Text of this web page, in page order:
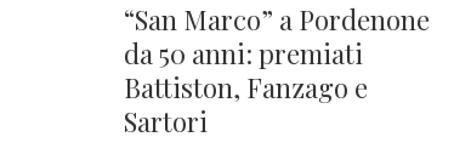
“San Marco” a Pordenone
da 50 anni: premiati
Battiston, Fanzago e
Sartori